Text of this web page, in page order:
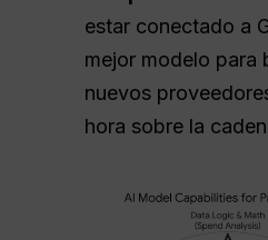
estar conectado a
mejor modelo para
nuevos
hora sobre la